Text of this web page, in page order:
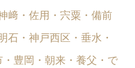
﨑・佐用・宍粟・備前
石・神戸西区・垂水・
・豊岡・朝来・養父・で゙